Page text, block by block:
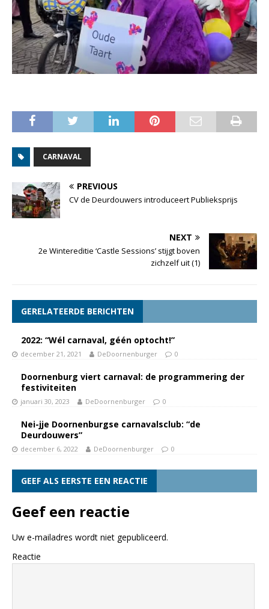
CARNAVAL
PREVIOUS
CV de Deurdouwers introduceert Publieksprijs
NEXT
2e Wintereditie ‘Castle Sessions’ stijgt boven
zichzelf uit (1)
GERELATEERDE BERICHTEN
2022: “Wél carnaval, géén optocht!”
december 21, 2021 DeDoornenburger 0
Doornenburg viert carnaval: de programmering der
festiviteiten
januari 30, 2023 DeDoornenburger 0
Nei-jje Doornenburgse carnavalsclub: “de
Deurdouwers”
december 6, 2022 DeDoornenburger 0
GEEF ALS EERSTE EEN REACTIE
Geef een reactie
Uw e-mailadres wordt niet gepubliceerd.
Reactie